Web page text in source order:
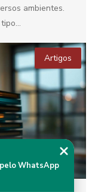
ambientes.
Artigos
WhatsApp